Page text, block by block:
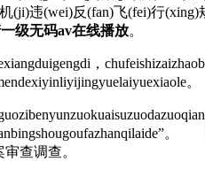
(ji)违(wei)反(fan)飞(fei)行
一级无码av在线播放。
，
。
查调查。